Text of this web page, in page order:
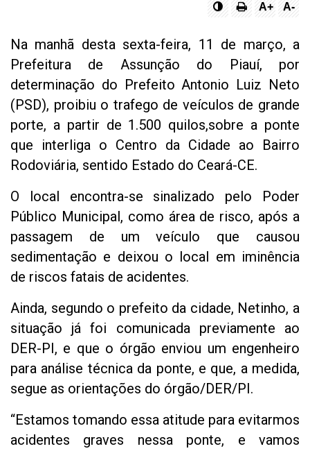
A+ A-
Na manhã desta sexta-feira, 11 de março, a
Prefeitura de Assunção do Piauí, por
determinação do Prefeito Antonio Luiz Neto
(PSD), proibiu o trafego de veículos de grande
porte, a partir de 1.500 quilos,sobre a ponte
que interliga o Centro da Cidade ao Bairro
Rodoviária, sentido Estado do Ceará-CE.
O local encontra-se sinalizado pelo Poder
Público Municipal, como área de risco, após a
passagem de um veículo que causou
sedimentação e deixou o local em iminência
de riscos fatais de acidentes.
Ainda, segundo o prefeito da cidade, Netinho, a
situação já foi comunicada previamente ao
DER-PI, e que o órgão enviou um engenheiro
para análise técnica da ponte, e que, a medida,
segue as orientações do órgão/DER/PI.
“Estamos tomando essa atitude para evitarmos
acidentes graves nessa ponte, e vamos